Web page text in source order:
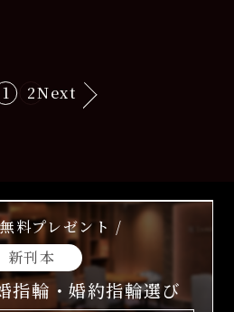
1 2Next
料プレゼント /
新刊本
指輪・婚約指輪選び